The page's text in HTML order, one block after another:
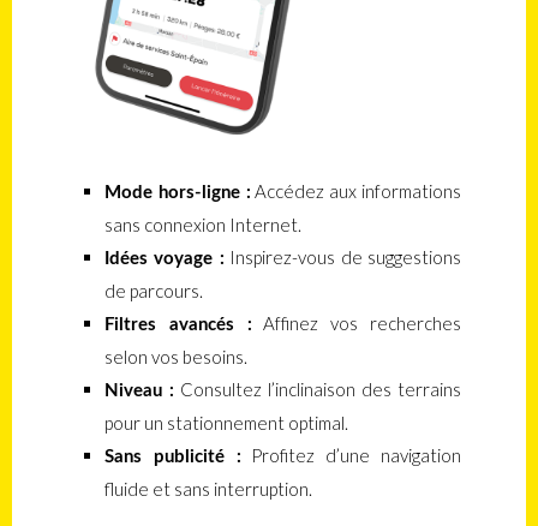
Mode hors-ligne : Accédez aux informations
sans connexion Internet.
Idées voyage : Inspirez-vous de suggestions
de parcours.
Filtres avancés :
Affinez vos recherches
selon vos besoins.
Niveau : Consultez l’inclinaison des terrains
pour un stationnement optimal.
Sans publicité :
Profitez d’une navigation
fluide et sans interruption.